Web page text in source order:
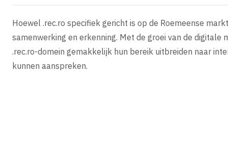
Hoewel .rec.ro specifiek gericht is op de Roemeense
samenwerking en erkenning. Met de groei van de
.rec.ro-domein gemakkelijk hun bereik uitbreiden naar
kunnen aanspreken.